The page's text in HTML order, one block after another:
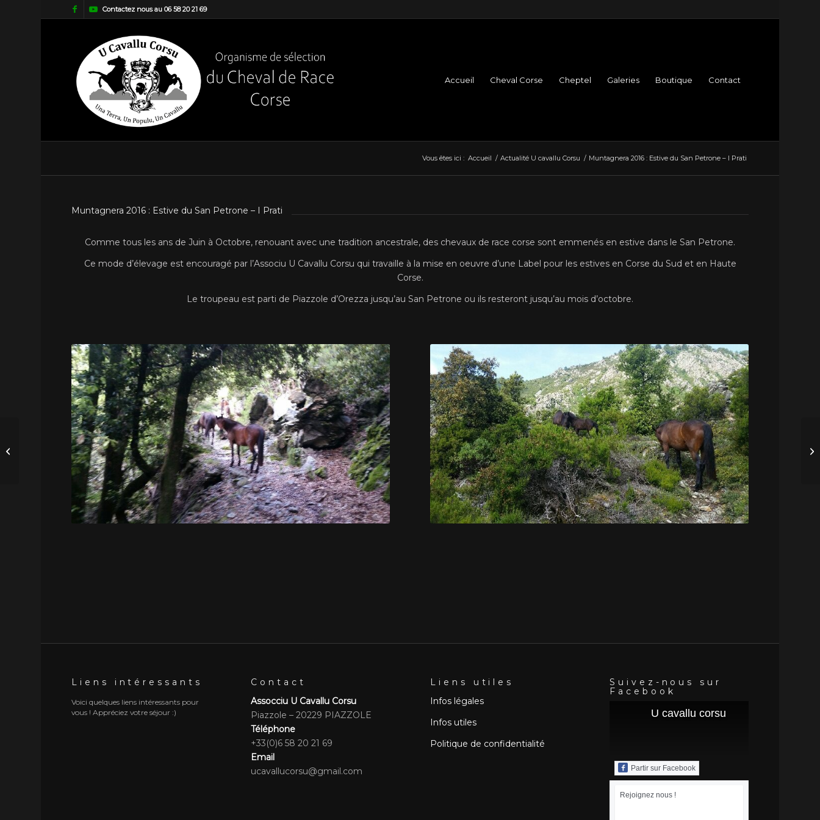
Contactez nous au 06 58 20 21 69
Accueil Cheval Corse Cheptel Galeries Boutique Contact
Vous êtes ici : Accueil / Actualité U cavallu Corsu / Muntagnera 2016 : Estive du San Petrone – I Prati
Muntagnera 2016 : Estive du San Petrone – I Prati
Comme tous les ans de Juin à Octobre, renouant avec une tradition ancestrale, des chevaux de race corse sont emmenés en estive dans le San Petrone.
Ce mode d’élevage est encouragé par l’Associu U Cavallu Corsu qui travaille à la mise en oeuvre d’une Label pour les estives en Corse du Sud et en Haute
Corse.
Le troupeau est parti de Piazzole d’Orezza jusqu’au San Petrone ou ils resteront jusqu’au mois d’octobre.
Liens intéressants
Voici quelques liens intéressants pour
vous ! Appréciez votre séjour :)
Contact
Assocciu U Cavallu Corsu
Piazzole – 20229 PIAZZOLE
Téléphone
+33(0)6 58 20 21 69
Email
ucavallucorsu@gmail.com
Liens utiles
Infos légales
Infos utiles
Politique de confidentialité
Suivez-nous sur
Facebook
U cavallu corsu
Partir sur Facebook
Rejoignez nous !
Cheval Corse en
Jumping : le 04 juin
2016 à Jump’in Borgo